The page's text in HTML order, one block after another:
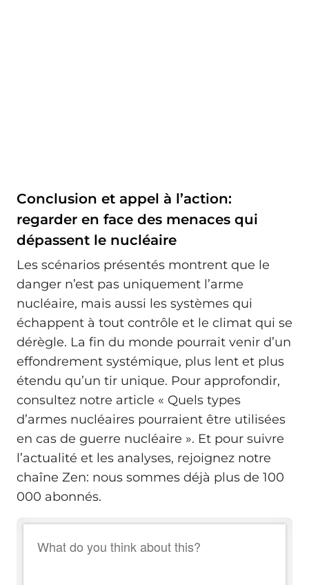
Conclusion et appel à l’action:
regarder en face des menaces qui
dépassent le nucléaire
Les scénarios présentés montrent que le
danger n’est pas uniquement l’arme
nucléaire, mais aussi les systèmes qui
échappent à tout contrôle et le climat qui se
dérègle. La fin du monde pourrait venir d’un
effondrement systémique, plus lent et plus
étendu qu’un tir unique. Pour approfondir,
consultez notre article « Quels types
d’armes nucléaires pourraient être utilisées
en cas de guerre nucléaire ». Et pour suivre
l’actualité et les analyses, rejoignez notre
chaîne Zen: nous sommes déjà plus de 100
000 abonnés.